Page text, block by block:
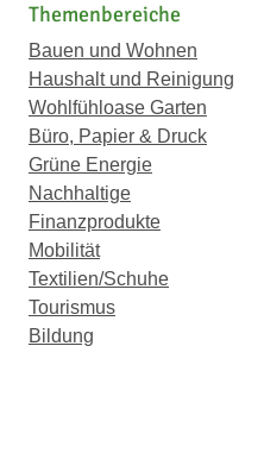
Themenbereiche
Bauen und Wohnen
Haushalt und Reinigung
Wohlfühloase Garten
Büro, Papier & Druck
Grüne Energie
Nachhaltige
Finanzprodukte
Mobilität
Textilien/Schuhe
Tourismus
Bildung